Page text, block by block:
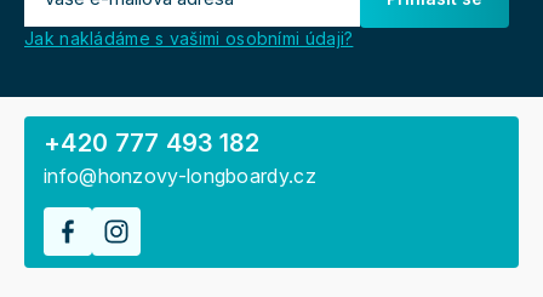
Jak nakládáme s vašimi osobními údaji?
+420 777 493 182
info@honzovy-longboardy.cz